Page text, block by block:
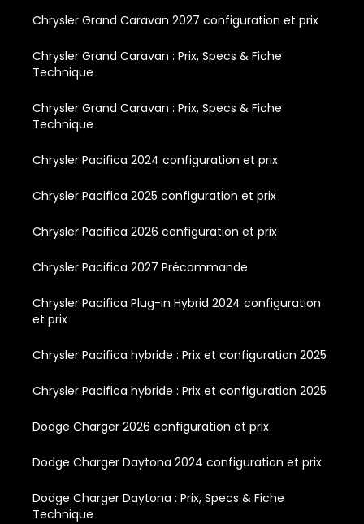
Chrysler Grand Caravan 2027 configuration et prix
Chrysler Grand Caravan : Prix, Specs & Fiche
Technique
Chrysler Grand Caravan : Prix, Specs & Fiche
Technique
Chrysler Pacifica 2024 configuration et prix
Chrysler Pacifica 2025 configuration et prix
Chrysler Pacifica 2026 configuration et prix
Chrysler Pacifica 2027 Précommande
Chrysler Pacifica Plug-in Hybrid 2024 configuration
et prix
Chrysler Pacifica hybride : Prix et configuration 2025
Chrysler Pacifica hybride : Prix et configuration 2025
Dodge Charger 2026 configuration et prix
Dodge Charger Daytona 2024 configuration et prix
Dodge Charger Daytona : Prix, Specs & Fiche
Technique